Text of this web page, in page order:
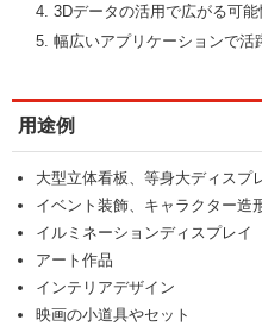
3Dデータの活用で広がる可能
幅広いアプリケーションで活
用途例
大型立体看板、等身大ディスプ
イベント装飾、キャラクター造
イルミネーションディスプレイ
アート作品
インテリアデザイン
映画の小道具やセット